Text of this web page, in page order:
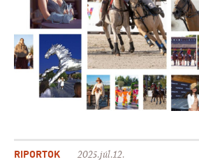
RIPORTOK 2025.júl.12.